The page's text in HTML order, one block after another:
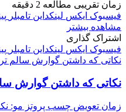
زمان تقریبی مطالعه 2 دقیقه
فیسبوک ایکس لینکداین تامبلر
مشاهده بیشتر
اشتراک گذاری
فیسبوک ایکس لینکداین تامبلر
نکاتی که داشتن گوارش سالم‌ تر
نکاتی که داشتن گوارش
زمان تعویض چسب پروتز مو: